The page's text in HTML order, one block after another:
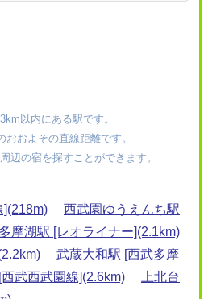
以内にある駅です。
およその直線距離です。
辺の宿を探すことができます。
](218m)
西武園ゆうえんち駅
多摩湖駅 [レオライナー](2.1km)
武蔵大和駅 [西武多摩
武西武園線](2.6km)
上北台